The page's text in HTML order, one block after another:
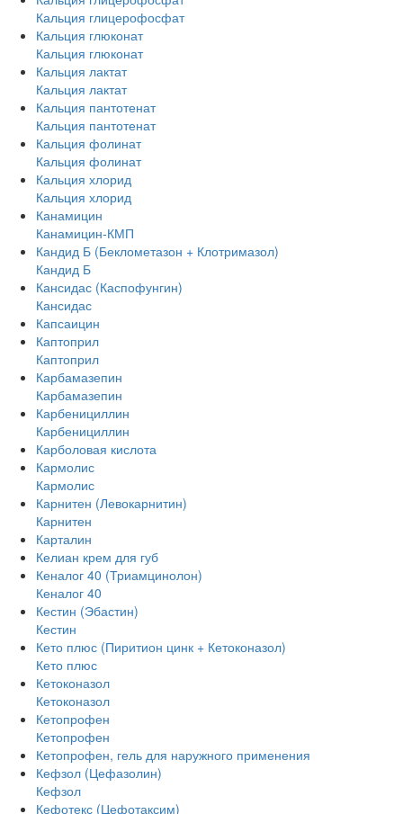
Кальция глицерофосфат
Кальция глюконат
Кальция глюконат
Кальция лактат
Кальция лактат
Кальция пантотенат
Кальция пантотенат
Кальция фолинат
Кальция фолинат
Кальция хлорид
Кальция хлорид
Канамицин
Канамицин-КМП
Кандид Б (Беклометазон + Клотримазол)
Кандид Б
Кансидас (Каспофунгин)
Кансидас
Капсаицин
Каптоприл
Каптоприл
Карбамазепин
Карбамазепин
Карбенициллин
Карбенициллин
Карболовая кислота
Кармолис
Кармолис
Карнитен (Левокарнитин)
Карнитен
Карталин
Келиан крем для губ
Кеналог 40 (Триамцинолон)
Кеналог 40
Кестин (Эбастин)
Кестин
Кето плюс (Пиритион цинк + Кетоконазол)
Кето плюс
Кетоконазол
Кетоконазол
Кетопрофен
Кетопрофен
Кетопрофен, гель для наружного применения
Кефзол (Цефазолин)
Кефзол
Кефотекс (Цефотаксим)